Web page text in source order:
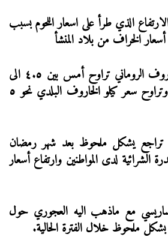
الذي طرأ على اسعار اللحوم بسبب
الخراف من بلاد المنشأ
ولفت ان سعر كيلو الخاروف الروماني تراوح أمس بين ٤.٥ الى
٤.٧٥ دينار للكيلو قائم وتراوح سعر كيلو الخاروف البلدي نحو ٥
تراجع يشكل ملحوظ بعد شهر رمضان
الشرائية لدى المواطنين وارتفاع أسعار
مع ماذهب اليه العجوري حول
ملحوظ خلال الفترة الحالية.